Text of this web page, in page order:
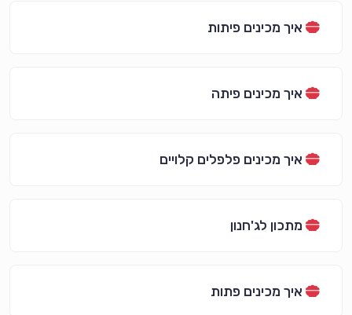
איך מכינים פיתות
איך מכינים פיתה
איך מכינים פלפלים קלויים
מתכון לג'חנון
איך מכינים פתות